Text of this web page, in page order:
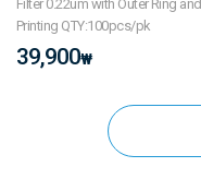
Filter 0.22um with Outer Ring and
Printing QTY:100pcs/pk
39,900₩